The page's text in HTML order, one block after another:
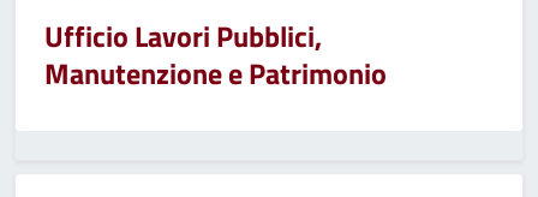
Ufficio Lavori Pubblici,
Manutenzione e Patrimonio